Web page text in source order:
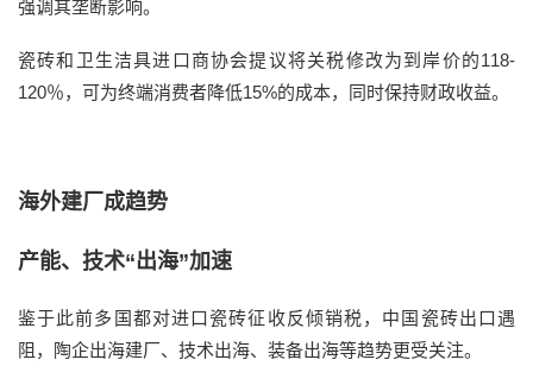
强调其垄断影响。
瓷砖和卫生洁具进口商协会提议将关税修改为到岸价的118-
120％，可为终端消费者降低15%的成本，同时保持财政收益。
海外建厂成趋势
产能、技术“出海”加速
鉴于此前多国都对进口瓷砖征收反倾销税，中国瓷砖出口遇
阻，陶企出海建厂、技术出海、装备出海等趋势更受关注。